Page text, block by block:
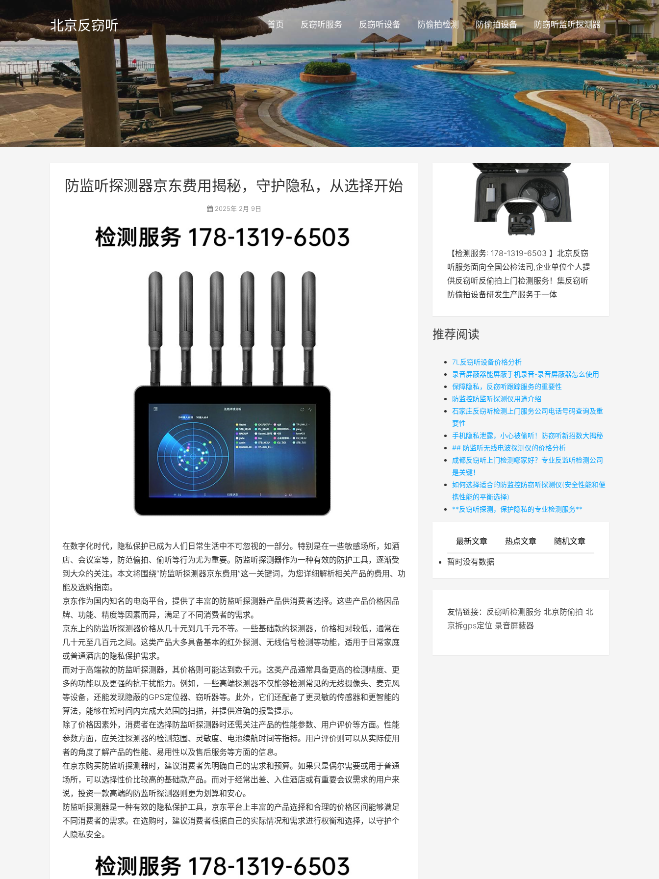
北京反窃听 首页 反窃听服务 反窃听设备 防偷拍检测 防偷拍设备 防窃听监听探测器
防监听探测器京东费用揭秘，守护隐私，从选择开始
2025年 2月 9日
在数字化时代，隐私保护已成为人们日常生活中不可忽视的一部分。特别是在一些敏感场所，如酒
店、会议室等，防范偷拍、偷听等行为尤为重要。防监听探测器作为一种有效的防护工具，逐渐受
到大众的关注。本文将围绕“防监听探测器京东费用”这一关键词，为您详细解析相关产品的费用、功
能及选购指南。
京东作为国内知名的电商平台，提供了丰富的防监听探测器产品供消费者选择。这些产品价格因品
牌、功能、精度等因素而异，满足了不同消费者的需求。
京东上的防监听探测器价格从几十元到几千元不等。一些基础款的探测器，价格相对较低，通常在
几十元至几百元之间。这类产品大多具备基本的红外探测、无线信号检测等功能，适用于日常家庭
或普通酒店的隐私保护需求。
而对于高端款的防监听探测器，其价格则可能达到数千元。这类产品通常具备更高的检测精度、更
多的功能以及更强的抗干扰能力。例如，一些高端探测器不仅能够检测常见的无线摄像头、麦克风
等设备，还能发现隐蔽的GPS定位器、窃听器等。此外，它们还配备了更灵敏的传感器和更智能的
算法，能够在短时间内完成大范围的扫描，并提供准确的报警提示。
除了价格因素外，消费者在选择防监听探测器时还需关注产品的性能参数、用户评价等方面。性能
参数方面，应关注探测器的检测范围、灵敏度、电池续航时间等指标。用户评价则可以从实际使用
者的角度了解产品的性能、易用性以及售后服务等方面的信息。
在京东购买防监听探测器时，建议消费者先明确自己的需求和预算。如果只是偶尔需要或用于普通
场所，可以选择性价比较高的基础款产品。而对于经常出差、入住酒店或有重要会议需求的用户来
说，投资一款高端的防监听探测器则更为划算和安心。
防监听探测器是一种有效的隐私保护工具，京东平台上丰富的产品选择和合理的价格区间能够满足
不同消费者的需求。在选购时，建议消费者根据自己的实际情况和需求进行权衡和选择，以守护个
人隐私安全。
【检测服务: 178-1319-6503 】北京反窃
听服务面向全国公检法司,企业单位个人提
供反窃听反偷拍上门检测服务！集反窃听
防偷拍设备研发生产服务于一体
推荐阅读
7L反窃听设备价格分析
录音屏蔽器能屏蔽手机录音-录音屏蔽器怎么使用
保障隐私，反窃听跟踪服务的重要性
防监控防监听探测仪用途介绍
石家庄反窃听检测上门服务公司电话号码查询及重
要性
手机隐私泄露，小心被偷听！防窃听新招数大揭秘
## 防监听无线电波探测仪的价格分析
成都反窃听上门检测哪家好？专业反监听检测公司
是关键！
如何选择适合的防监控防窃听探测仪(安全性能和便
携性能的平衡选择)
**反窃听探测，保护隐私的专业检测服务**
最新文章 热点文章 随机文章
暂时没有数据
友情链接： 反窃听检测服务 北京防偷拍 北
京拆gps定位 录音屏蔽器